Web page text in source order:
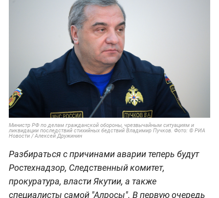
Министр РФ по делам гражданской обороны, чрезвычайным ситуациям и
ликвидации последствий стихийных бедствий Владимир Пучков. Фото: © РИА
Новости / Алексей Дружинин
Разбираться с причинами аварии теперь будут
Ростехнадзор, Следственный комитет,
прокуратура, власти Якутии, а также
специалисты самой "Алросы". В первую очередь